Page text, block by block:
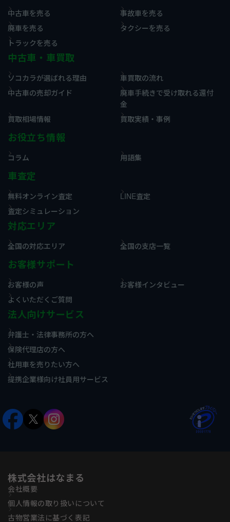
中古車を売る
事故車を売る
廃車を売る
タクシーを売る
トラックを売る
中古車・車買取
ソコカラが選ばれる理由
車買取の流れ
中古車の売却ガイド
廃車手続きで受け取れる還付
金
買取相場情報
買取実績・事例
お役立ち情報
コラム 用語集
車査定
無料オンライン査定
LINE査定
査定シミュレーション
対応エリア
全国の対応エリア 全国の支店一覧
お客様サポート
お客様の声
お客様インタビュー
よくいただくご質問
法人向けサービス
弁護士・法律事務所の方へ
保険代理店の方へ
社用車を売りたい方へ
提携企業様向け社員用サービス
株式会社はなまる
会社概要
個人情報の取り扱いについて
古物営業法に基づく表記